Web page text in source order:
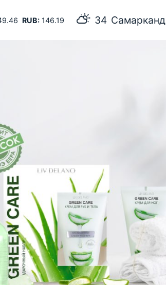
RUB:146.19 34 Самарканд